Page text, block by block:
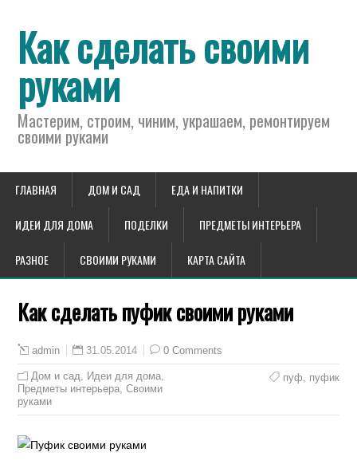
Как сделать своими
руками
Мастерим, строим, чиним, украшаем, ремонтируем
своими руками
ГЛАВНАЯ ДОМ И САД ЕДА И НАПИТКИ
ИДЕИ ДЛЯ ДОМА ПОДЕЛКИ ПРЕДМЕТЫ ИНТЕРЬЕРА
РАЗНОЕ СВОИМИ РУКАМИ КАРТА САЙТА
Как сделать пуфик своими руками
admin 31.05.2014 0 Comments
Дом и сад, Идеи для дома,
Предметы интерьера,Своими
руками
пуф, пуфик